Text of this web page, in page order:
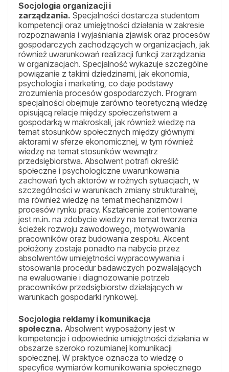
Socjologia organizacji i
zarządzania. Specjalności dostarcza studentom
kompetencji oraz umiejętności działania w zakresie
rozpoznawania i wyjaśniania zjawisk oraz procesów
gospodarczych zachodzących w organizacjach, jak
również uwarunkowań realizacji funkcji zarządzania
w organizacjach. Specjalność wykazuje szczególne
powiązanie z takimi dziedzinami, jak ekonomia,
psychologia i marketing, co daje podstawy
zrozumienia procesów gospodarczych. Program
specjalności obejmuje zarówno teoretyczną wiedzę
opisującą relacje między społeczeństwem a
gospodarką w makroskali, jak również wiedzę na
temat stosunków społecznych między głównymi
aktorami w sferze ekonomicznej, w tym również
wiedzę na temat stosunków wewnątrz
przedsiębiorstwa. Absolwent potrafi określić
społeczne i psychologiczne uwarunkowania
zachowań tych aktorów w rożnych sytuacjach, w
szczególności w warunkach zmiany strukturalnej,
ma również wiedzę na temat mechanizmów i
procesów rynku pracy. Kształcenie zorientowane
jest m.in. na zdobycie wiedzy na temat tworzenia
ścieżek rozwoju zawodowego, motywowania
pracowników oraz budowania zespołu. Akcent
położony zostaje ponadto na nabycie przez
absolwentów umiejętności wypracowywania i
stosowania procedur badawczych pozwalających
na ewaluowanie i diagnozowanie potrzeb
pracowników przedsiębiorstw działających w
warunkach gospodarki rynkowej.
Socjologia reklamy i komunikacja
społeczna. Absolwent wyposażony jest w
kompetencje i odpowiednie umiejętności działania w
obszarze szeroko rozumianej komunikacji
społecznej. W praktyce oznacza to wiedzę o
specyfice wymiarów komunikowania społecznego